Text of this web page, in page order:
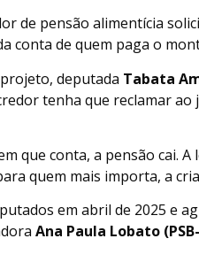
de pensão alimentícia
conta de quem paga o
deputada Tabata
tenha que reclamar ao
que conta, a pensão cai. A
quem mais importa, a
em abril de 2025 e
Ana Paula Lobato